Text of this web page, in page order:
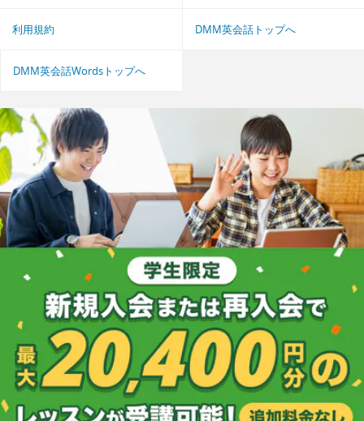
利用規約 DMM英会話トップへ
DMM英会話Wordsトップへ